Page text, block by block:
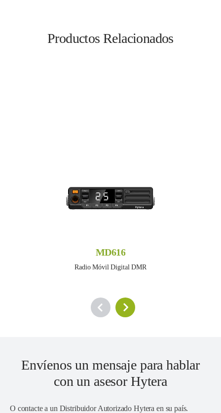
Productos Relacionados
MD616
Radio Móvil Digital DMR
Envíenos un mensaje para hablar
con un asesor Hytera
O contacte a un Distribuidor Autorizado Hytera en su país.